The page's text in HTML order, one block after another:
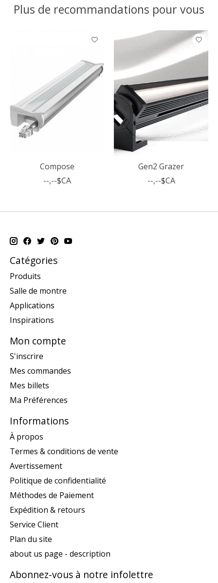
Plus de recommandations pour vous
Articles du carrousel de produits
Compose
--,--$CA
Gen2 Grazer
--,--$CA
Catégories
Produits
Salle de montre
Applications
Inspirations
Mon compte
S'inscrire
Mes commandes
Mes billets
Ma Préférences
Informations
À propos
Termes & conditions de vente
Avertissement
Politique de confidentialité
Méthodes de Paiement
Expédition & retours
Service Client
Plan du site
about us page - description
Abonnez-vous à notre infolettre